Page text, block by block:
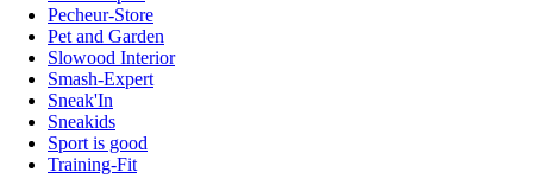
Pecheur-Store
Pet and Garden
Slowood Interior
Smash-Expert
Sneak'In
Sneakids
Sport is good
Training-Fit